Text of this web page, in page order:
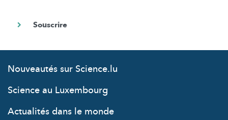
Nouveautés sur Science.lu
Science au Luxembourg
Actualités dans le monde